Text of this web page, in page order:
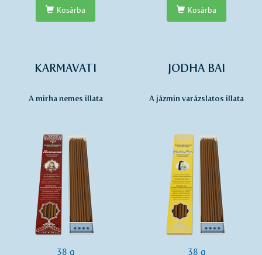
Kosárba Kosárba
KARMAVATI
A mirha nemes illata
38 g
JODHA BAI
A jázmin varázslatos illata
38 g